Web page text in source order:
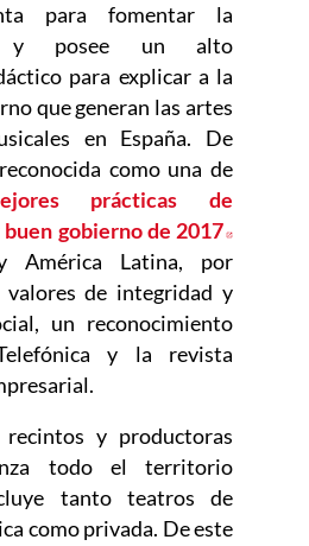
para fomentar la
y posee un alto
para explicar a la
que generan las artes
en España. De
como una de
prácticas de
gobierno de 2017
América Latina, por
valores de integridad y
un reconocimiento
y la revista
y productoras
todo el territorio
tanto teatros de
como privada. De este